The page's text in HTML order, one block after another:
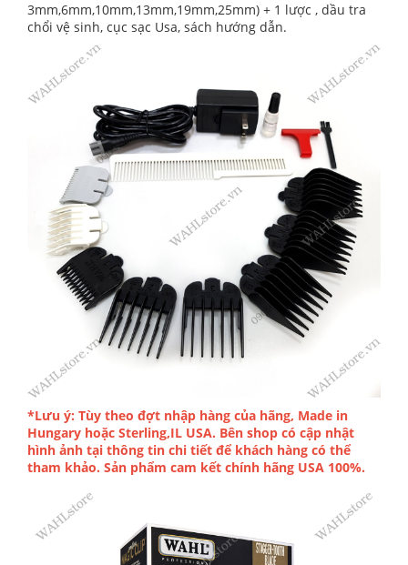
3mm,6mm,10mm,13mm,19mm,25mm) + 1 lược , dầu tra
chổi vệ sinh, cục sạc Usa, sách hướng dẫn.
*Lưu ý: Tùy theo đợt nhập hàng của hãng, Made in
Hungary hoặc Sterling,IL USA. Bên shop có cập nhật
hình ảnh tại thông tin chi tiết để khách hàng có thể
tham khảo. Sản phẩm cam kết chính hãng USA 100%.